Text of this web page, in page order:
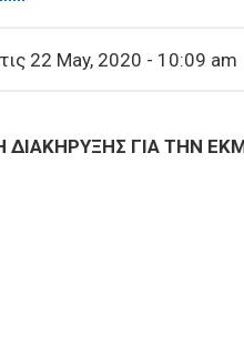
22 May, 2020 - 10:09 am
ΓΙΑ ΤΗΝ
ΕΠΑΝΑΛΗΨΗ